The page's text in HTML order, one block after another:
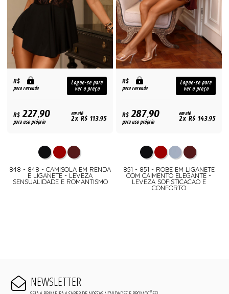
R$
para revenda
Logue-se para
ver o preço
R$227,90
para uso próprio
em até
2x R$ 113,95
848 - 848 - CAMISOLA EM RENDA
E LIGANETE - LEVEZA
SENSUALIDADE E ROMANTISMO
R$
para revenda
Logue-se para
ver o preço
R$287,90
para uso próprio
em até
2x R$ 143,95
851 - 851 - ROBE EM LIGANETE
COM CAIMENTO ELEGANTE -
LEVEZA SOFISTICACAO E
CONFORTO
NEWSLETTER